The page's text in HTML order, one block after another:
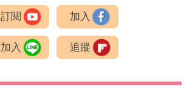
訂閱 加入
加入 追蹤